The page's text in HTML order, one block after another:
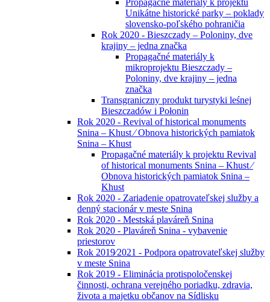
Propagačné materiály k projektu
Unikátne historické parky – poklady
slovensko-poľského pohraničia
Rok 2020 - Bieszczady – Poloniny, dve
krajiny – jedna značka
Propagačné materiály k
mikroprojektu Bieszczady –
Poloniny, dve krajiny – jedna
značka
Transgraniczny produkt turystyki leśnej
Bieszczadów i Połonin
Rok 2020 - Revival of historical monuments
Snina – Khust ⁄ Obnova historických pamiatok
Snina – Khust
Propagačné materiály k projektu Revival
of historical monuments Snina – Khust ⁄
Obnova historických pamiatok Snina –
Khust
Rok 2020 - Zariadenie opatrovateľskej služby a
denný stacionár v meste Snina
Rok 2020 - Mestská plaváreň Snina
Rok 2020 - Plaváreň Snina - vybavenie
priestorov
Rok 2019⁄2021 - Podpora opatrovateľskej služby
v meste Snina
Rok 2019 - Eliminácia protispoločenskej
činnosti, ochrana verejného poriadku, zdravia,
života a majetku občanov na Sídlisku